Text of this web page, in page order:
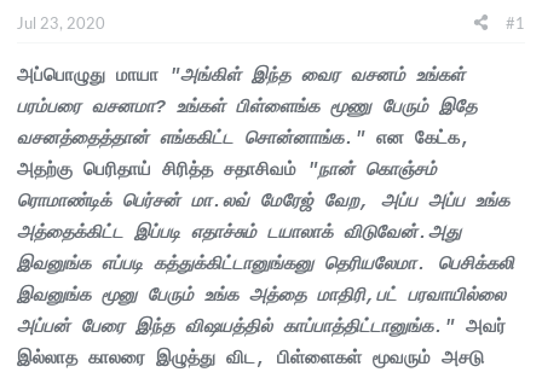
Jul 23, 2020 #1
அப்பொழுது மாயா
"அங்கிள் இந்த வைர வசனம் உங்கள்
பரம்பரை வசனமா? உங்கள் பிள்ளைங்க மூணு பேரும் இதே
வசனத்தைத்தான் எங்ககிட்ட சொன்னாங்க." என கேட்க,
அதற்கு பெரிதாய் சிரித்த சதாசிவம்
"நான் கொஞ்சம்
ரொமாண்டிக் பெர்சன் மா.லவ் மேரேஜ் வேற, அப்ப அப்ப உங்க
அத்தைக்கிட்ட இப்படி எதாச்சும் டயாலாக் விடுவேன்.அது
இவனுங்க எப்படி கத்துக்கிட்டானுங்கனு தெரியலேமா. பெசிக்கலி
இவனுங்க மூனு பேரும் உங்க அத்தை மாதிரி,பட் பரவாயில்லை
அப்பன் பேரை இந்த விஷயத்தில் காப்பாத்திட்டானுங்க." அவர்
இல்லாத காலரை இழுத்து விட, பிள்ளைகள் மூவரும் அசடு